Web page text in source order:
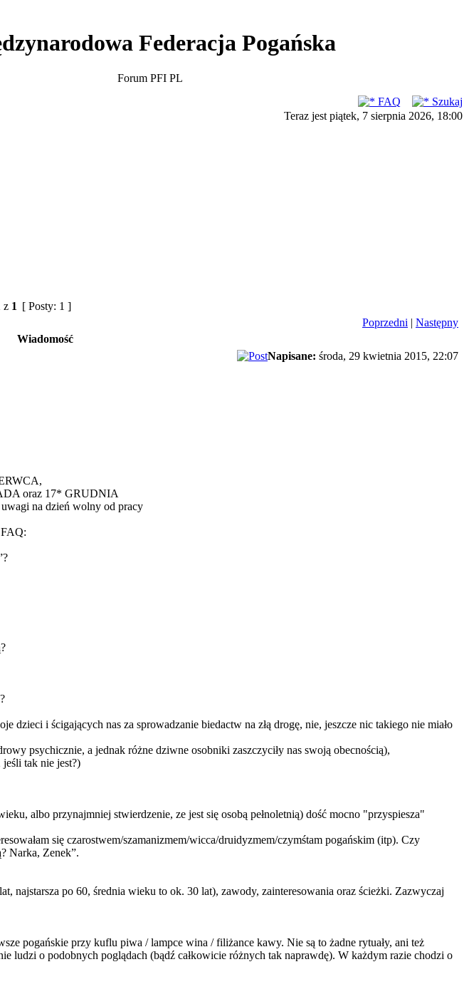
Federacja Pogańska
Forum PFI PL
FAQ
Szukaj
Teraz jest piątek, 7 sierpnia 2026, 18:00
z 1 [ Posty: 1 ]
Poprzedni | Następny
Wiadomość
Napisane: środa, 29 kwietnia 2015, 22:07
oraz 17* GRUDNIA
na dzień wolny od pracy
dzieci i ścigających nas za sprowadzanie biedactw na złą drogę, nie, jeszcze nic takiego nie miało
psychicznie, a jednak różne dziwne osobniki zaszczyciły nas swoją obecnością),
tak nie jest?)
albo przynajmniej stwierdzenie, ze jest się osobą pełnoletnią) dość mocno "przyspiesza"
się czarostwem/szamanizmem/wicca/druidyzmem/czymśtam pogańskim (itp). Czy
Narka, Zenek”.
najstarsza po 60, średnia wieku to ok. 30 lat), zawody, zainteresowania oraz ścieżki. Zazwyczaj
pogańskie przy kuflu piwa / lampce wina / filiżance kawy. Nie są to żadne rytuały, ani też
ludzi o podobnych poglądach (bądź całkowicie różnych tak naprawdę). W każdym razie chodzi o